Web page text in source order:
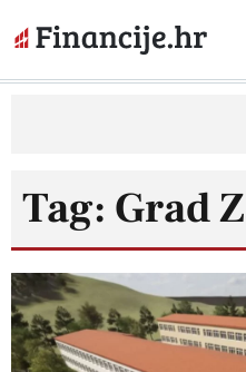
Tag: Grad